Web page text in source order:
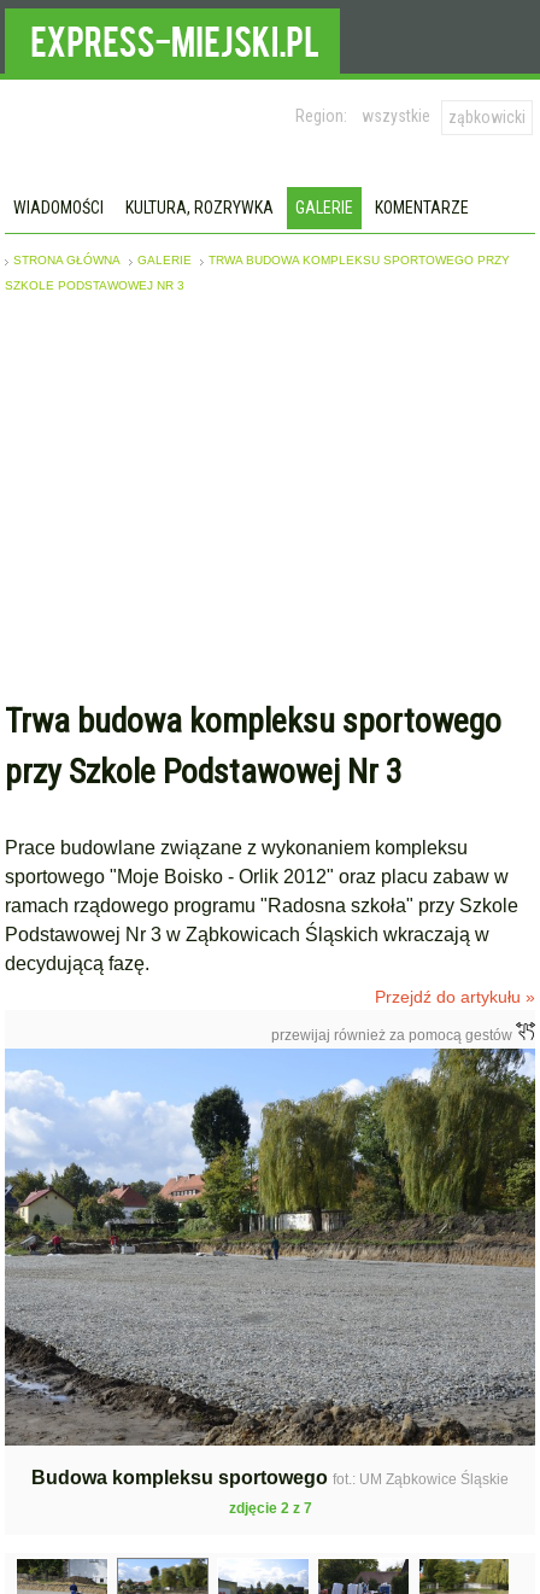
Region: wszystkie ząbkowicki
WIADOMOŚCI KULTURA, ROZRYWKA GALERIE KOMENTARZE
STRONA GŁÓWNA GALERIE
TRWA BUDOWA KOMPLEKSU SPORTOWEGO PRZY
SZKOLE PODSTAWOWEJ NR 3
Trwa budowa kompleksu sportowego
przy Szkole Podstawowej Nr 3
Prace budowlane związane z wykonaniem kompleksu
sportowego "Moje Boisko - Orlik 2012" oraz placu zabaw w
ramach rządowego programu "Radosna szkoła" przy Szkole
Podstawowej Nr 3 w Ząbkowicach Śląskich wkraczają w
decydującą fazę.
Przejdź do artykułu »
przewijaj również za pomocą gestów
Budowa kompleksu sportowego fot.: UM Ząbkowice Śląskie
zdjęcie 2 z 7